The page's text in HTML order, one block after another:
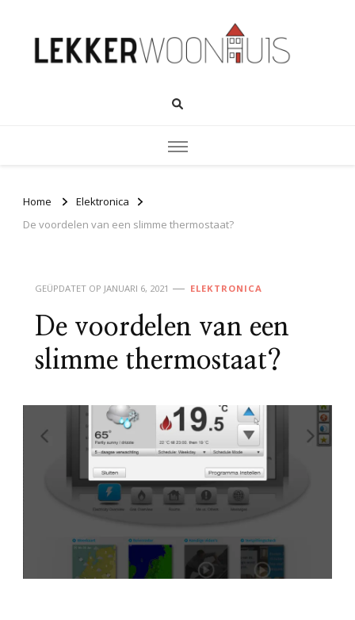
Home
Elektronica
De voordelen van een slimme thermostaat?
GEÜPDATET OP JANUARI 6, 2021 ELEKTRONICA
De voordelen van een
slimme thermostaat?